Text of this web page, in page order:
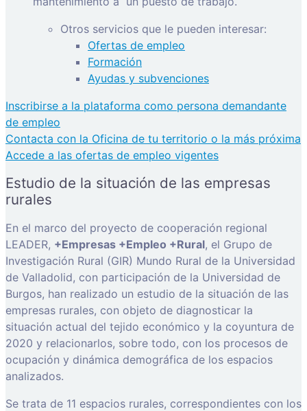
Otros servicios que le pueden interesar:
Ofertas de empleo
Formación
Ayudas y subvenciones
Inscribirse a la plataforma como persona demandante
de empleo
Contacta con la Oficina de tu territorio o la más próxima
Accede a las ofertas de empleo vigentes
Estudio de la situación de las empresas
rurales
En el marco del proyecto de cooperación regional
LEADER, +Empresas +Empleo +Rural, el Grupo de
Investigación Rural (GIR) Mundo Rural de la Universidad
de Valladolid, con participación de la Universidad de
Burgos, han realizado un estudio de la situación de las
empresas rurales, con objeto de diagnosticar la
situación actual del tejido económico y la coyuntura de
2020 y relacionarlos, sobre todo, con los procesos de
ocupación y dinámica demográfica de los espacios
analizados.
Se trata de 11 espacios rurales, correspondientes con los